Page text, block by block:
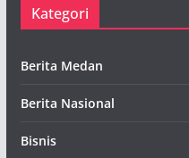
Kategori
Berita Medan
Berita Nasional
Bisnis